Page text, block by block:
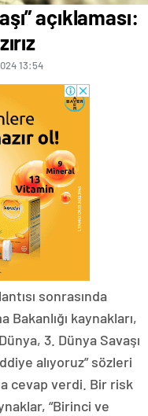
açıklaması:
13:54
sonrasında
Bakanlığı kaynakları,
3. Dünya Savaşı
alıyoruz” sözleri
cevap verdi. Bir risk
“Birinci ve